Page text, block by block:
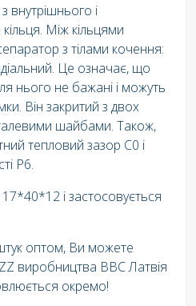
внутрішнього і
Між кільцями
з тілами кочення:
Це означає, що
нього не бажані і можуть
Він закритий з двох
шайбами. Також,
тепловий зазор C0 і
P6.
і застосовується
оптом, Ви можете
виробництва BBC Латвія
окремо!